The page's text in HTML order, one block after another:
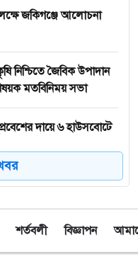
জকিগঞ্জে আলোচনা
নিশ্চিতে জৈবিক উপাদান
মতবিনিময় সভা
দায়ে ৬ হাউসবোটে
বিমানবন্দরে ফের বিদেশি
ফুটবল টুর্নামেন্ট
শর্তবলী বিজ্ঞাপন